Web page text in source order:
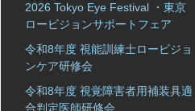
2026 Tokyo Eye Festival ・東京
ロービジョンサポートフェア
令和8年度 視能訓練士ロービジョ
ンケア研修会
令和8年度 視覚障害者用補装具適
合判定医師研修会